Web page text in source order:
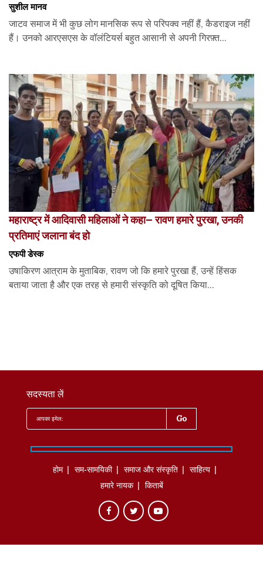
सुशील मानव
जाटव समाज में भी कुछ लोग मानसिक रूप से परिपक्व नहीं हैं, कैडराइज नहीं
हैं। उनको आरएसएस के वॉलंटियर्स बहुत आसानी से अपनी गिरफ़्त...
महाराष्ट्र में आदिवासी महिलाओं ने कहा– रावण हमारे पुरखा, उनकी
प्रतिमाएं जलाना बंद हो
एफपी डेस्‍क
उषाकिरण आत्राम के मुताबिक, रावण जो कि हमारे पुरखा हैं, उन्हें हिंसक
बताया जाता है और एक तरह से हमारी संस्कृति को दूषित किया...
सदस्यता लें
होम सम-सामयिकी समाज और संस्कृति
साहित्‍य
हमारे नायक
किताबें